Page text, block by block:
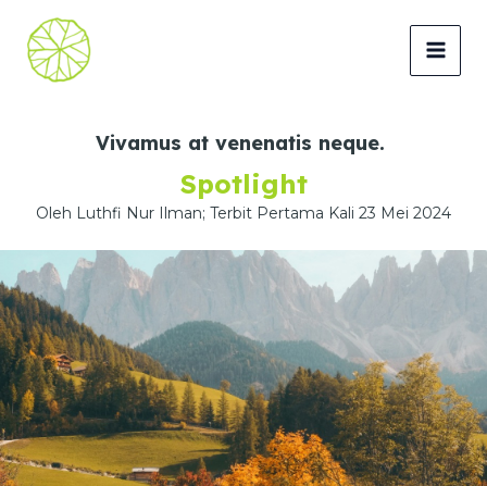
Lewati
konten
Vivamus at venenatis neque.
Spotlight
Oleh Luthfi Nur Ilman; Terbit Pertama Kali 23 Mei 2024